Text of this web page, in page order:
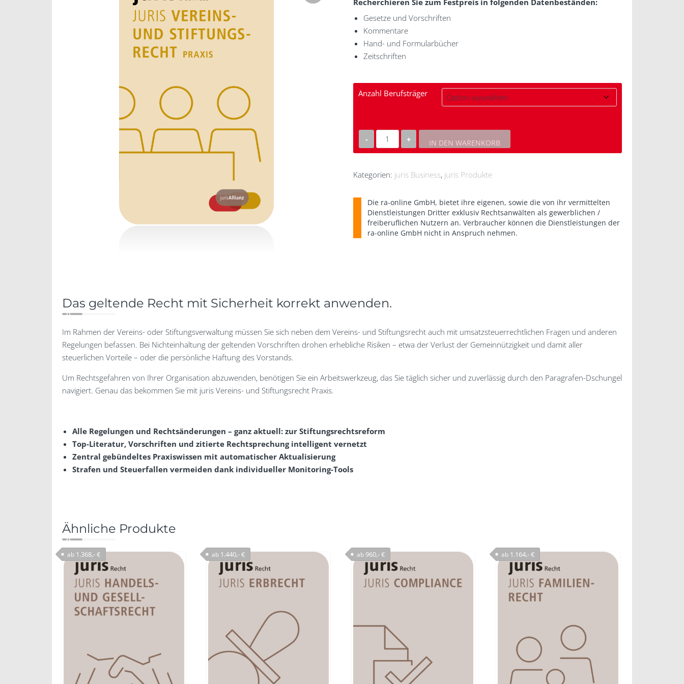
Recherchieren Sie zum Festpreis in folgenden Datenbeständen:
Gesetze und Vorschriften
Kommentare
Hand- und Formularbücher
Zeitschriften
Anzahl Berufsträger
juris
und
Praxis
Menge
IN DEN WARENKORB
Kategorien: juris Business, juris Produkte
Die ra-online GmbH, bietet ihre eigenen, sowie die von ihr vermittelten
Dienstleistungen Dritter exklusiv Rechtsanwälten als gewerblichen /
freiberuflichen Nutzern an. Verbraucher können die Dienstleistungen der
ra-online GmbH nicht in Anspruch nehmen.
Das geltende Recht mit Sicherheit korrekt anwenden.
Im Rahmen der Vereins- oder Stiftungsverwaltung müssen Sie sich neben dem Vereins- und Stiftungsrecht auch mit umsatz­steuer­rechtlichen Fragen und anderen
Regelungen befassen. Bei Nichteinhaltung der geltenden Vorschriften drohen erhebliche Risiken – etwa der Verlust der Gemeinnützigkeit und damit aller
steuerlichen Vorteile – oder die persönliche Haftung des Vorstands.
Um Rechtsgefahren von Ihrer Organisation abzuwenden, benötigen Sie ein Arbeitswerkzeug, das Sie täglich sicher und zuverlässig durch den Paragrafen-Dschungel
navigiert. Genau das bekommen Sie mit juris Vereins- und Stiftungsrecht Praxis.
Alle Regelungen und Rechtsänderungen – ganz aktuell: zur Stiftungsrechtsreform
Top-Literatur, Vorschriften und zitierte Rechtsprechung intelligent vernetzt
Zentral gebündeltes Praxiswissen mit automatischer Aktualisierung
Strafen und Steuerfallen vermeiden dank individueller Monitoring-Tools
Ähnliche Produkte
ab 1.368,- € ab 1.440,- € ab960,- € ab 1.164,- €